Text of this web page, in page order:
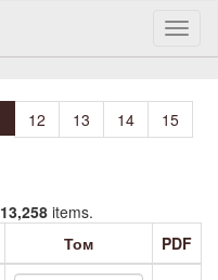
12 13 14
15
13,258items.
Том PDF